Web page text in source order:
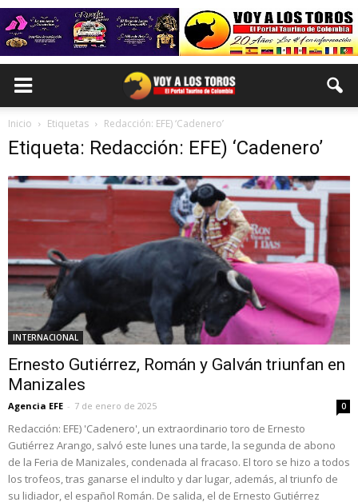
Inicio Etiquetas Redacción: EFE) ‘Cadenero’
Etiqueta: Redacción: EFE) ‘Cadenero’
INTERNACIONAL
Ernesto Gutiérrez, Román y Galván triunfan en
Manizales
Agencia EFE - 7 de enero de 2025 0
Redacción: EFE) 'Cadenero', un extraordinario toro de Ernesto
Gutiérrez Arango, salvó este lunes una tarde, la segunda de abono
de la Feria de Manizales, condenada al fracaso. El toro se hizo a todos
los trofeos, tras ganarse el indulto y dar lugar, además, al triunfo de
su lidiador, el español Román. De salida, el de Ernesto Gutiérrez